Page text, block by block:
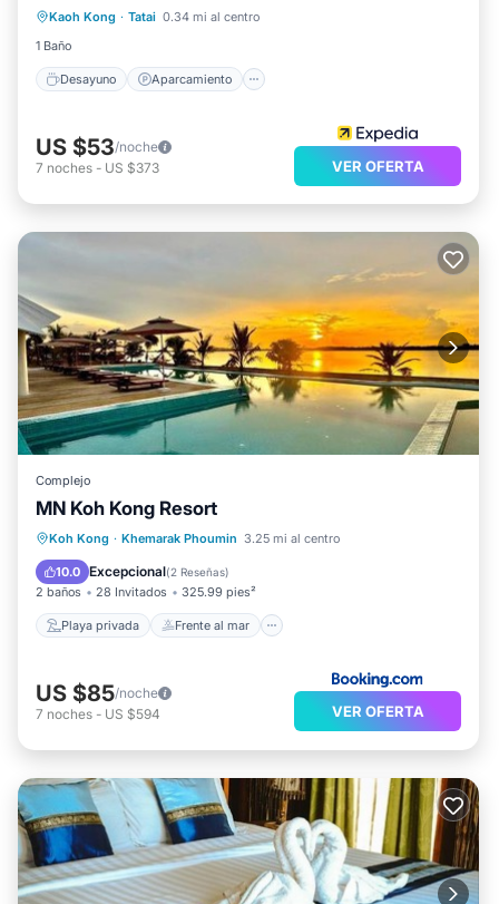
Kaoh Kong · Tatai 0.34 mi al centro
1 Baño
Desayuno Aparcamiento
Balcón/Terraza
Apto para niños
US $53/noche
7 noches - US $373 VER OFERTA
Complejo
MN Koh Kong Resort
Koh Kong · Khemarak Phoumin 3.25 mi al centro
10.0 Excepcional(2 Reseñas)
2 baños 28 Invitados 325.99 pies²
Playa privada Frente al mar
Playa privada
Frente al mar
Aparcamiento
US $85/noche
7 noches - US $594 VER OFERTA